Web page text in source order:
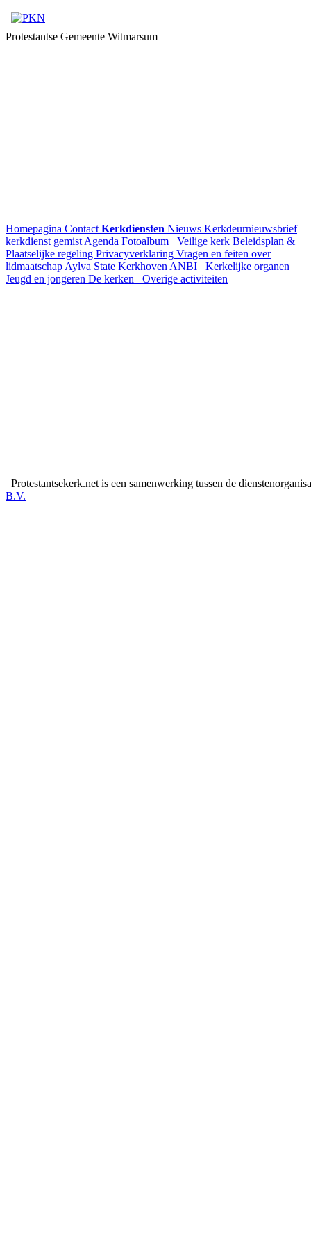
Protestantse Gemeente Witmarsum
Homepagina Contact Kerkdiensten Nieuws Kerkdeurnieuwsbrief
kerkdienst gemist Agenda Fotoalbum Veilige kerk Beleidsplan &
Plaatselijke regeling Privacyverklaring Vragen en feiten over
lidmaatschap Aylva State Kerkhoven ANBI
Kerkelijke organen
Jeugd en jongeren De kerken Overige activiteiten
Protestantsekerk.net is een samenwerking tussen de
B.V.